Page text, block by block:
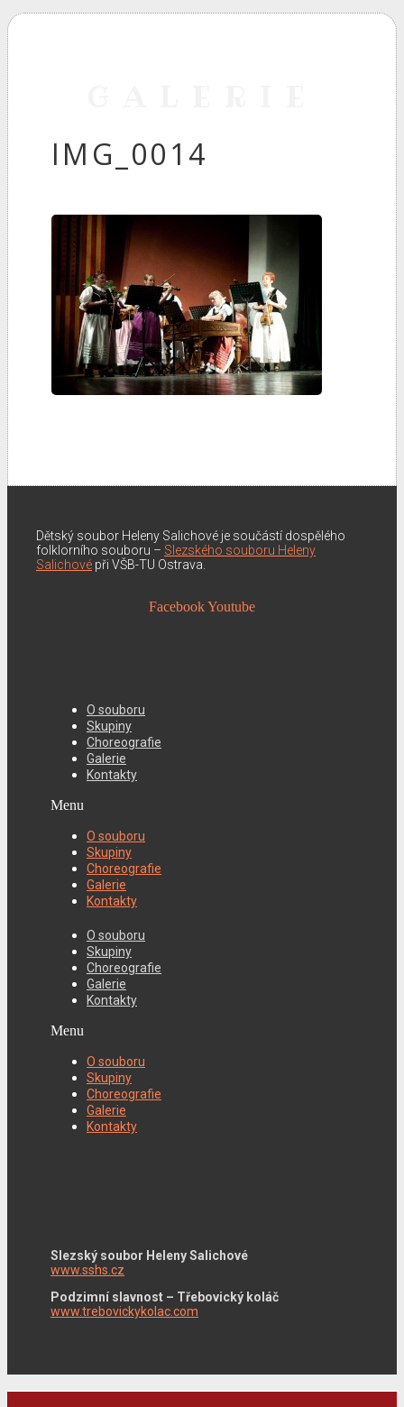
IMG_0014
Dětský soubor Heleny Salichové je součástí dospělého
folklorního souboru – Slezského souboru Heleny
Salichové při VŠB-TU Ostrava.
FacebookYoutube
O souboru
Skupiny
Choreografie
Galerie
Kontakty
Menu
O souboru
Skupiny
Choreografie
Galerie
Kontakty
O souboru
Skupiny
Choreografie
Galerie
Kontakty
Menu
O souboru
Skupiny
Choreografie
Galerie
Kontakty
Slezský soubor Heleny Salichové
www.sshs.cz
Podzimní slavnost – Třebovický koláč
www.trebovickykolac.com